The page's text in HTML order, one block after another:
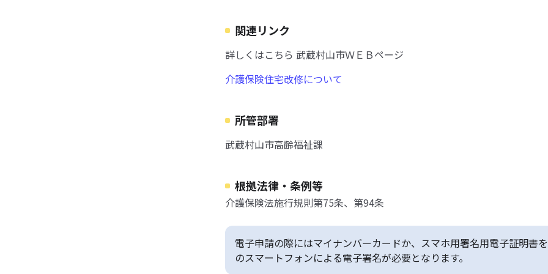
関連リンク
詳しくはこちら 武蔵村山市ＷＥＢページ
介護保険住宅改修について
所管部署
武蔵村山市高齢福祉課
根拠法律・条例等
介護保険法施行規則第75条、第94条
電子申請の際にはマイナンバーカードか、スマホ用署名用電子証明書
のスマートフォンによる電子署名が必要となります。